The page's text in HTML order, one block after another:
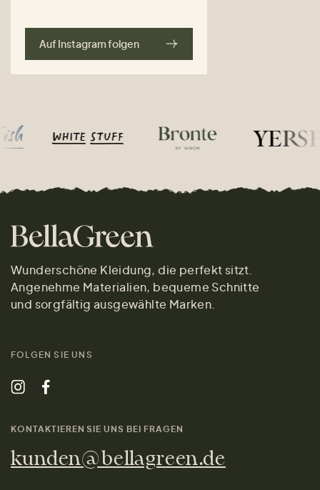
Auf Instagram folgen
Wunderschöne Kleidung, die perfekt sitzt.
Angenehme Materialien, bequeme Schnitte
und sorgfältig ausgewählte Marken.
FOLGEN SIE UNS
KONTAKTIEREN SIE UNS BEI FRAGEN
kunden@bellagreen.de